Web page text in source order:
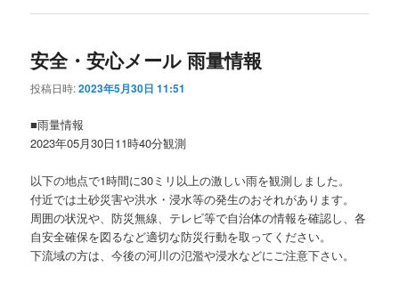
安全・安心メール 雨量情報
投稿日時:2023年5月30日 11:51
■雨量情報
2023年05月30日11時40分観測
以下の地点で1時間に30ミリ以上の激しい雨を観測しました。
付近では土砂災害や洪水・浸水等の発生のおそれがあります。
周囲の状況や、防災無線、テレビ等で自治体の情報を確認し、各
自安全確保を図るなど適切な防災行動を取ってください。
下流域の方は、今後の河川の氾濫や浸水などにご注意下さい。